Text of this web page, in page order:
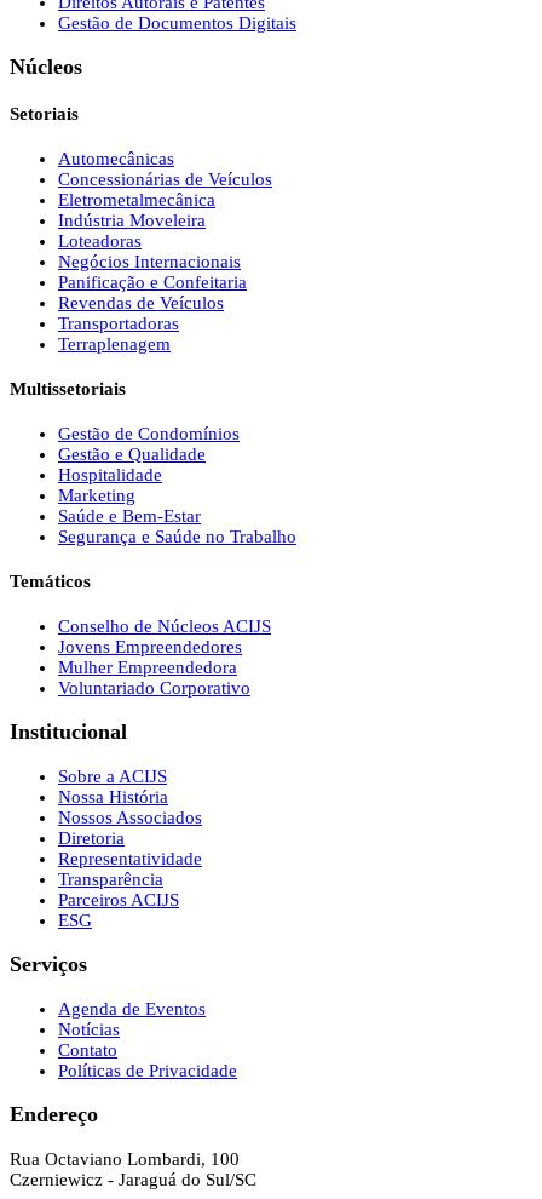
Gestão de Documentos Digitais
Núcleos
Setoriais
Automecânicas
Concessionárias de Veículos
Eletrometalmecânica
Indústria Moveleira
Loteadoras
Negócios Internacionais
Panificação e Confeitaria
Revendas de Veículos
Transportadoras
Terraplenagem
Multissetoriais
Gestão de Condomínios
Gestão e Qualidade
Hospitalidade
Marketing
Saúde e Bem-Estar
Segurança e Saúde no Trabalho
Temáticos
Conselho de Núcleos ACIJS
Jovens Empreendedores
Mulher Empreendedora
Voluntariado Corporativo
Institucional
Sobre a ACIJS
Nossa História
Nossos Associados
Diretoria
Representatividade
Transparência
Parceiros ACIJS
ESG
Serviços
Agenda de Eventos
Notícias
Contato
Políticas de Privacidade
Endereço
Rua Octaviano Lombardi, 100
Czerniewicz - Jaraguá do Sul/SC